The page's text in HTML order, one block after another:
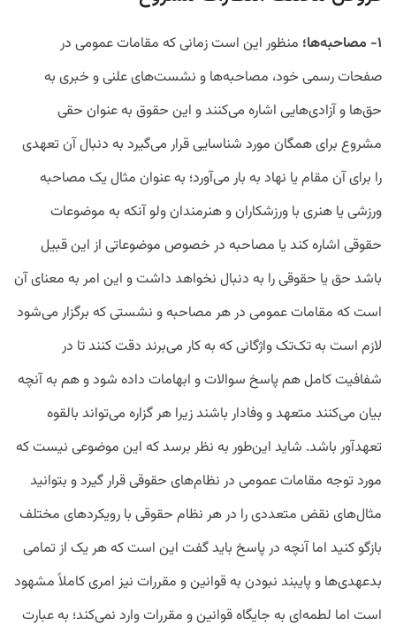
۱- مصاحبه‌ها؛
منظور این است زمانی که مقامات عمومی در
صفحات رسمی خود، مصاحبه‌ها و نشست‌های علنی و خبری به
حق‌ها و آزادی‌هایی اشاره می‌کنند و این حقوق به عنوان حقی
مشروع برای همگان مورد شناسایی قرار می‌گیرد به دنبال آن تعهدی
را برای آن مقام یا نهاد به بار می‌آورد؛ به عنوان مثال یک مصاحبه
ورزشی یا هنری با ورزشکاران و هنرمندان ولو آنکه به موضوعات
حقوقی اشاره کند یا مصاحبه در خصوص موضوعاتی از این قبیل
باشد حق یا حقوقی را به دنبال نخواهد داشت و این امر به معنای آن
است که مقامات عمومی در هر مصاحبه و نشستی که برگزار می‌شود
لازم است به تک‌تک واژگانی که به کار می‌برند دقت کنند تا در
شفافیت کامل هم پاسخ سوالات و ابهامات داده شود و هم به آنچه
بیان می‌کنند متعهد و وفادار باشند زیرا هر گزاره می‌تواند بالقوه
تعهدآور باشد. شاید این‌طور به نظر برسد که این موضوعی نیست که
مورد توجه مقامات عمومی در نظام‌های حقوقی قرار گیرد و بتوانید
مثال‌های نقض متعددی را در هر نظام حقوقی با رویکردهای مختلف
بازگو کنید اما آنچه در پاسخ باید گفت این است که هر یک از تمامی
بدعهدی‌ها و پایبند نبودن به قوانین و مقررات نیز امری کاملاً مشهود
است اما لطمه‌ای به جایگاه قوانین و مقررات وارد نمی‌کند؛ به عبارت